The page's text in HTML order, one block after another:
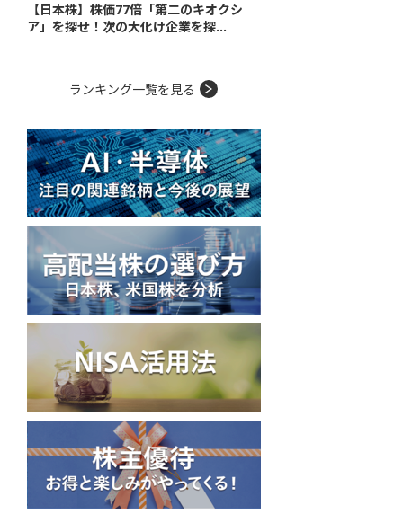
【日本株】株価77倍「第二のキオクシ
ア」を探せ！次の大化け企業を探...
ランキング一覧を見る